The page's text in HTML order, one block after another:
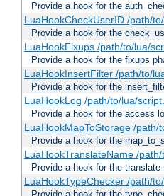
Provide a hook for the
LuaHookCheckUserID /path/
Provide a hook for the
LuaHookFixups /path/to/lua/
Provide a hook for the fixups
LuaHookInsertFilter /path/to/
Provide a hook for the
LuaHookLog /path/to/lua/
Provide a hook for the access
LuaHookMapToStorage /
Provide a hook for the
LuaHookTranslateName /
Provide a hook for the
LuaHookTypeChecker /path/